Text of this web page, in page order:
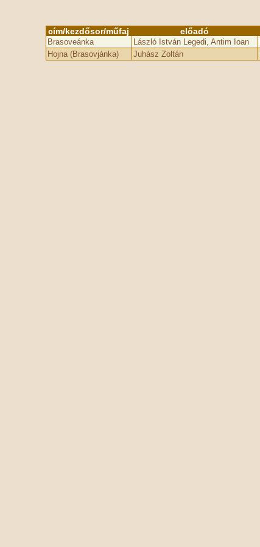
cím/kezdősor/műfaj előadó
Brasoveánka László István Legedi, Antim Ioan
Hojna (Brasovjánka)
Juhász Zoltán